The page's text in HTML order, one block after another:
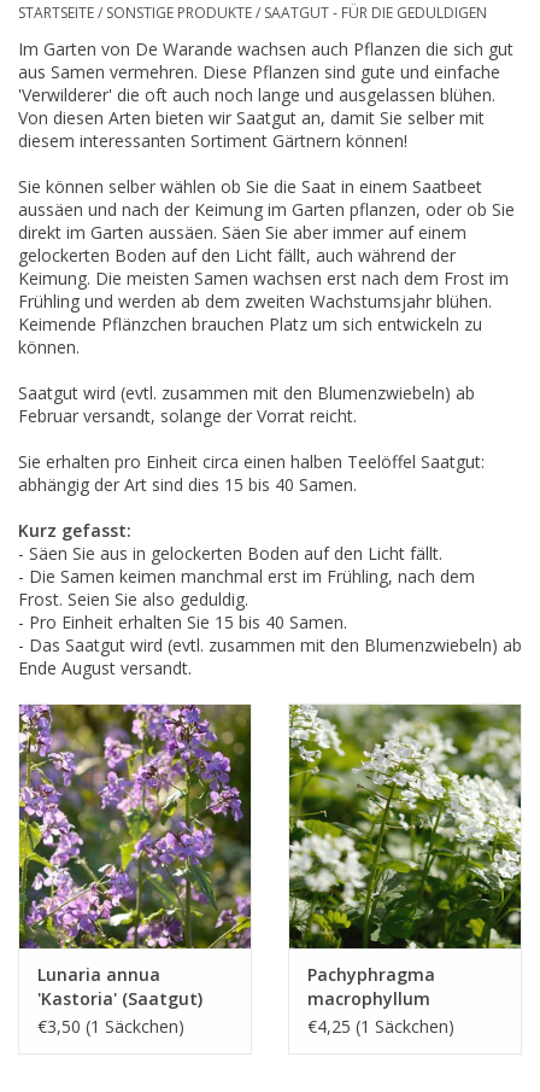
STARTSEITE/ SONSTIGE PRODUKTE/ SAATGUT - FÜR DIE GEDULDIGEN
Im Garten von De Warande wachsen auch Pflanzen die sich gut
aus Samen vermehren. Diese Pflanzen sind gute und einfache
'Verwilderer' die oft auch noch lange und ausgelassen blühen.
Von diesen Arten bieten wir Saatgut an, damit Sie selber mit
diesem interessanten Sortiment Gärtnern können!
Sie können selber wählen ob Sie die Saat in einem Saatbeet
aussäen und nach der Keimung im Garten pflanzen, oder ob Sie
direkt im Garten aussäen. Säen Sie aber immer auf einem
gelockerten Boden auf den Licht fällt, auch während der
Keimung. Die meisten Samen wachsen erst nach dem Frost im
Frühling und werden ab dem zweiten Wachstumsjahr blühen.
Keimende Pflänzchen brauchen Platz um sich entwickeln zu
können.
Saatgut wird (evtl. zusammen mit den Blumenzwiebeln) ab
Februar versandt, solange der Vorrat reicht.
Sie erhalten pro Einheit circa einen halben Teelöffel Saatgut:
abhängig der Art sind dies 15 bis 40 Samen.
Kurz gefasst:
- Säen Sie aus in gelockerten Boden auf den Licht fällt.
- Die Samen keimen manchmal erst im Frühling, nach dem
Frost. Seien Sie also geduldig.
- Pro Einheit erhalten Sie 15 bis 40 Samen.
- Das Saatgut wird (evtl. zusammen mit den Blumenzwiebeln) ab
Ende August versandt.
Lunaria annua
'Kastoria' (Saatgut)
€3,50 (1 Säckchen)
Pachyphragma
macrophyllum
(Saatgut)
€4,25 (1 Säckchen)